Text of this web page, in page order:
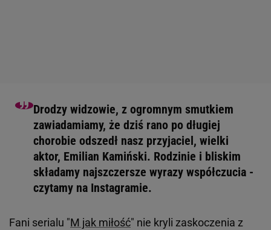
Drodzy widzowie, z ogromnym smutkiem
zawiadamiamy, że dziś rano po długiej
chorobie odszedł nasz przyjaciel, wielki
aktor, Emilian Kamiński. Rodzinie i bliskim
składamy najszczersze wyrazy współczucia -
czytamy na Instagramie.
Fani serialu "M jak miłość" nie kryli zaskoczenia z